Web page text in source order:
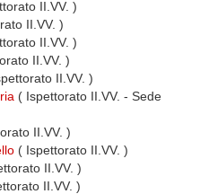
II.VV. )
II.VV. )
II.VV. )
II.VV. )
II.VV. )
( Ispettorato II.VV. - Sede
II.VV. )
( Ispettorato II.VV. )
II.VV. )
II.VV. )